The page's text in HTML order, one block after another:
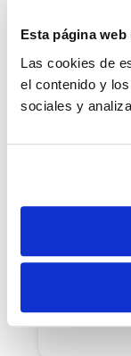
Esta página
Las cookies de
el contenido y
sociales y